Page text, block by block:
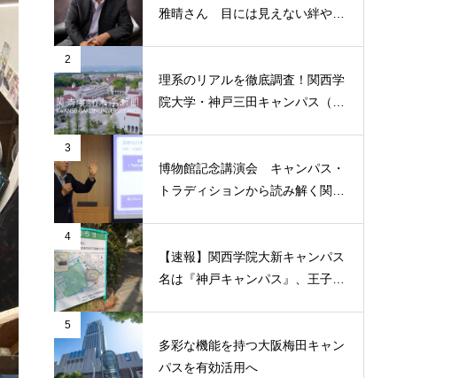
学生のBeRealの使い方に対する
問題提起
（ポプラ）タブー視される
「涙」を乗り越えるのは、発想
の転換
び 二次災害を防ぐには
雅晴さん 目には見えない絆や愛
2
理系のリアルを徹底調査！関西学
院大学・神戸三田キャンパス（K
3
博物館記念講演会 キャンパス・
トラディションから読み解く関西
4
【速報】関西学院大新キャンパス
名は『神戸キャンパス』、王子公
5
多彩な機能を持つ大阪梅田キャン
パスを有効活用へ